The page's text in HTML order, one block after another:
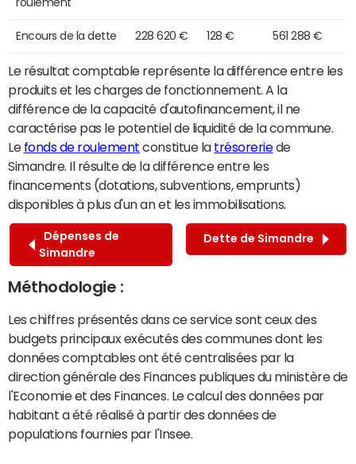
Encours de la dette 228 620 € 128 € 561 288 €
Le résultat comptable représente la différence entre les
produits et les charges de fonctionnement. A la
différence de la capacité d'autofinancement, il ne
caractérise pas le potentiel de liquidité de la commune.
Le fonds de roulement constitue la trésoreriede
Simandre. Il résulte de la différence entre les
financements (dotations, subventions, emprunts)
disponibles à plus d'un an et les immobilisations.
Dépenses de
Simandre
Dette de Simandre
Méthodologie :
Les chiffres présentés dans ce service sont ceux des
budgets principaux exécutés des communes dont les
données comptables ont été centralisées par la
direction générale des Finances publiques du ministère de
l'Economie et des Finances. Le calcul des données par
habitant a été réalisé à partir des données de
populations fournies par l'Insee.